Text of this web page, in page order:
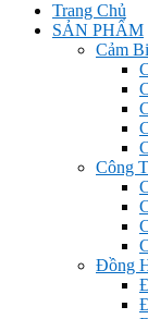
Trang Chủ
SẢN PHẨM
Cảm
Công
Đồng